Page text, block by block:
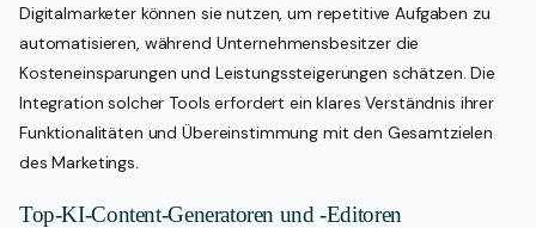
Digitalmarketer können sie nutzen, um repetitive Aufgaben zu
automatisieren, während Unternehmensbesitzer die
Kosteneinsparungen und Leistungssteigerungen schätzen. Die
Integration solcher Tools erfordert ein klares Verständnis ihrer
Funktionalitäten und Übereinstimmung mit den Gesamtzielen
des Marketings.
Top-KI-Content-Generatoren und -Editoren